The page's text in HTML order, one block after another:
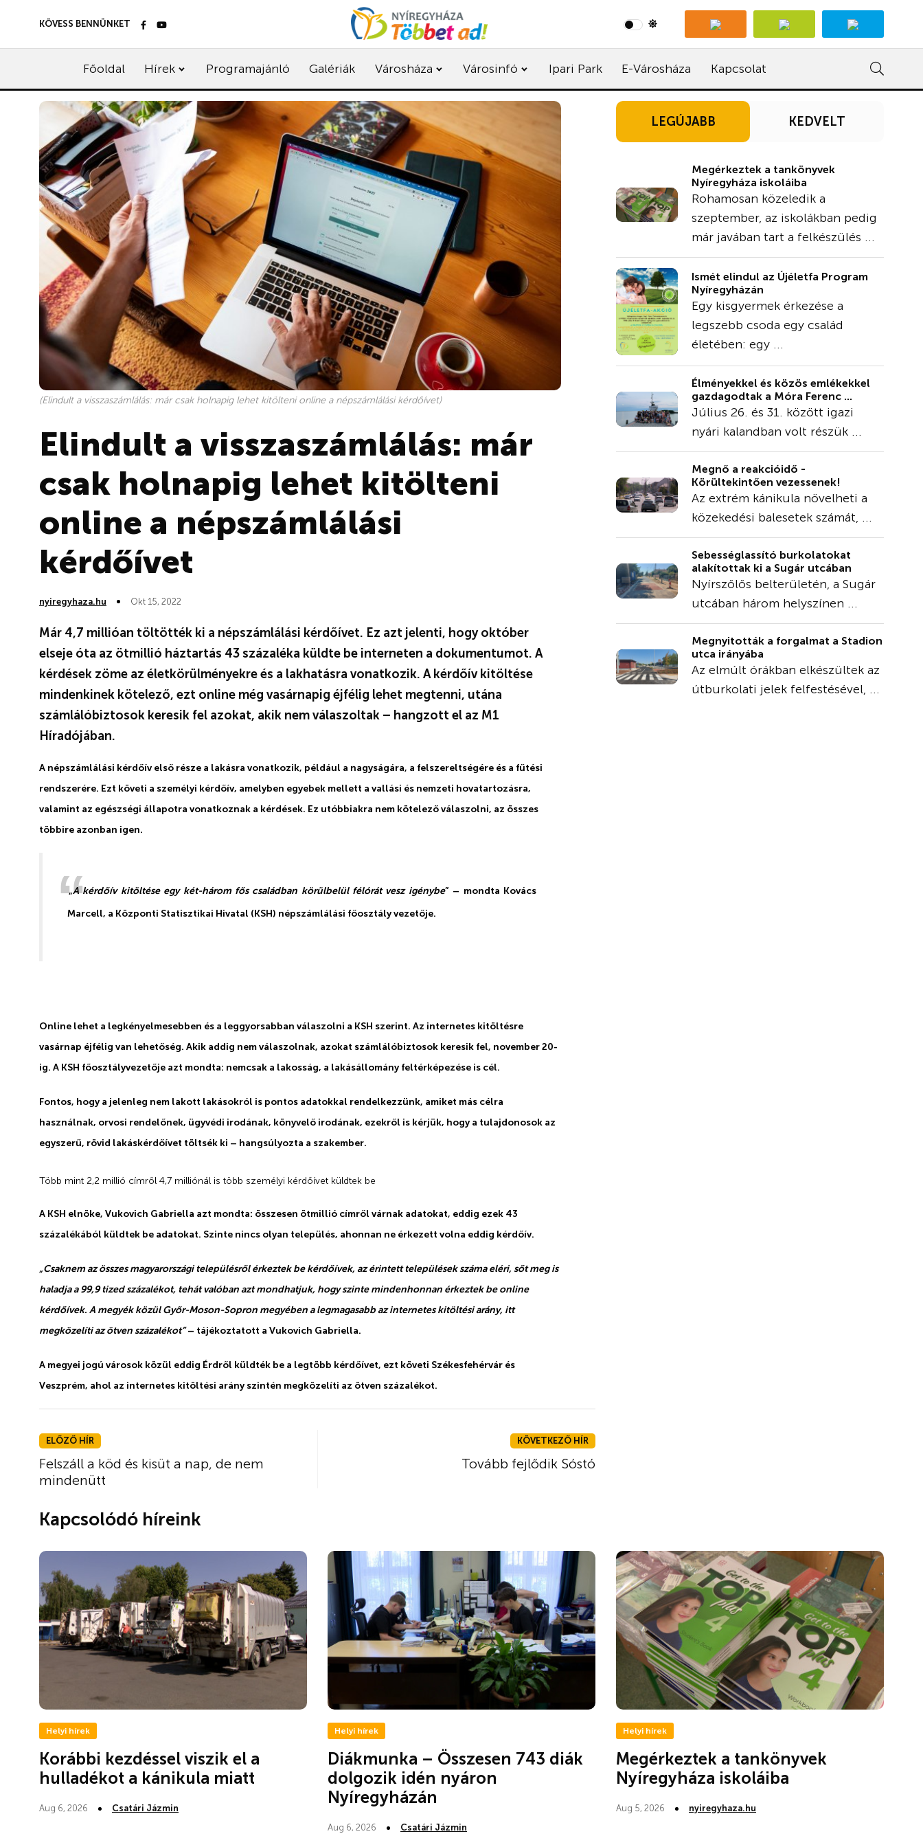
KÖVESS BENNÜNKET
Főoldal Hírek Programajánló Galériák Városháza Városinfó Ipari Park E-Városháza Kapcsolat
(Elindult a visszaszámlálás: már csak holnapig lehet kitölteni online a népszámlálási kérdőívet)
Elindult a visszaszámlálás: már
csak holnapig lehet kitölteni
online a népszámlálási
kérdőívet
nyiregyhaza.hu Okt 15, 2022
Már 4,7 millióan töltötték ki a népszámlálási kérdőívet. Ez azt jelenti, hogy október
elseje óta az ötmillió háztartás 43 százaléka küldte be interneten a dokumentumot. A
kérdések zöme az életkörülményekre és a lakhatásra vonatkozik. A kérdőív kitöltése
mindenkinek kötelező, ezt online még vasárnapig éjfélig lehet megtenni, utána
számlálóbiztosok keresik fel azokat, akik nem válaszoltak – hangzott el az M1
Híradójában.
A népszámlálási kérdőív első része a lakásra vonatkozik, például a nagyságára, a felszereltségére és a fűtési
rendszerére. Ezt követi a személyi kérdőív, amelyben egyebek mellett a vallási és nemzeti hovatartozásra,
valamint az egészségi állapotra vonatkoznak a kérdések. Ez utóbbiakra nem kötelező válaszolni, az összes
többire azonban igen.
„A kérdőív kitöltése egy két-három fős családban körülbelül félórát vesz igénybe” – mondta Kovács
Marcell, a Központi Statisztikai Hivatal (KSH) népszámlálási főosztály vezetője.
Online lehet a legkényelmesebben és a leggyorsabban válaszolni a KSH szerint. Az internetes kitöltésre
vasárnap éjfélig van lehetőség. Akik addig nem válaszolnak, azokat számlálóbiztosok keresik fel, november 20-
ig. A KSH főosztályvezetője azt mondta: nemcsak a lakosság, a lakásállomány feltérképezése is cél.
Fontos, hogy a jelenleg nem lakott lakásokról is pontos adatokkal rendelkezzünk, amiket más célra
használnak, orvosi rendelőnek, ügyvédi irodának, könyvelő irodának, ezekről is kérjük, hogy a tulajdonosok az
egyszerű, rövid lakáskérdőívet töltsék ki – hangsúlyozta a szakember.
Több mint 2,2 millió címről 4,7 milliónál is több személyi kérdőívet küldtek be
A KSH elnöke, Vukovich Gabriella azt mondta: összesen ötmillió címről várnak adatokat, eddig ezek 43
százalékából küldtek be adatokat. Szinte nincs olyan település, ahonnan ne érkezett volna eddig kérdőív.
„Csaknem az összes magyarországi településről érkeztek be kérdőívek, az érintett települések száma eléri, sőt meg is
haladja a 99,9 tized százalékot, tehát valóban azt mondhatjuk, hogy szinte mindenhonnan érkeztek be online
kérdőívek. A megyék közül Győr-Moson-Sopron megyében a legmagasabb az internetes kitöltési arány, itt
megközelíti az ötven százalékot”– tájékoztatott a Vukovich Gabriella.
A megyei jogú városok közül eddig Érdről küldték be a legtöbb kérdőívet, ezt követi Székesfehérvár és
Veszprém, ahol az internetes kitöltési arány szintén megközelíti az ötven százalékot.
ELŐZŐ HÍR
Felszáll a köd és kisüt a nap, de nem
mindenütt
KÖVETKEZŐ HÍR
Tovább fejlődik Sóstó
LEGÚJABB KEDVELT
Megérkeztek a tankönyvek
Nyíregyháza iskoláiba
Rohamosan közeledik a
szeptember, az iskolákban pedig
már javában tart a felkészülés ...
Ismét elindul az Újéletfa Program
Nyíregyházán
Egy kisgyermek érkezése a
legszebb csoda egy család
életében: egy ...
Élményekkel és közös emlékekkel
gazdagodtak a Móra Ferenc ...
Július 26. és 31. között igazi
nyári kalandban volt részük ...
Megnő a reakcióidő -
Körültekintően vezessenek!
Az extrém kánikula növelheti a
közekedési balesetek számát, ...
Sebességlassító burkolatokat
alakítottak ki a Sugár utcában
Nyírszőlős belterületén, a Sugár
utcában három helyszínen ...
Megnyitották a forgalmat a Stadion
utca irányába
Az elmúlt órákban elkészültek az
útburkolati jelek felfestésével, ...
Kapcsolódó híreink
Helyi hírek
Korábbi kezdéssel viszik el a
hulladékot a kánikula miatt
Aug 6, 2026 Csatári Jázmin
Helyi hírek
Diákmunka – Összesen 743 diák
dolgozik idén nyáron
Nyíregyházán
Aug 6, 2026 Csatári Jázmin
Helyi hírek
Megérkeztek a tankönyvek
Nyíregyháza iskoláiba
Aug 5, 2026 nyiregyhaza.hu